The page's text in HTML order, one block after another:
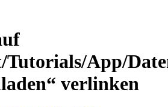
Tutorials/App/
verlinken